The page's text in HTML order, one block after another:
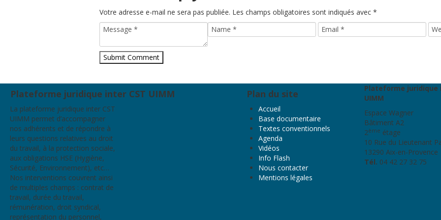
Votre adresse e-mail ne sera pas publiée. Les champs obligatoires sont indiqués avec *
Plateforme juridique inter CST UIMM
La plateforme juridique inter CST
UIMM permet d’accompagner
nos adhérents et de répondre à
leurs questions relatives au droit
du travail, à la protection sociale,
aux obligations HSE (Hygiène,
Sécurité, Environnement), etc…
Nos interventions couvrent ainsi
de multiples champs : contrat de
travail, durée du travail,
rémunération, droit syndical,
représentation du personnel,
Plan du site
Accueil
Base documentaire
Textes conventionnels
Agenda
Vidéos
Info Flash
Nous contacter
Mentions légales
Plateforme juridique
UIMM
Espace Wagner
Bâtiment A2
2ème étage
10 Rue du Lieutenant
13290 Aix-en-Provence
Tél. 04 42 27 32 75